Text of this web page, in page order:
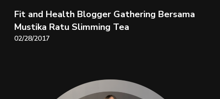
Fit and Health Blogger Gathering Bersama
Mustika Ratu Slimming Tea
02/28/2017